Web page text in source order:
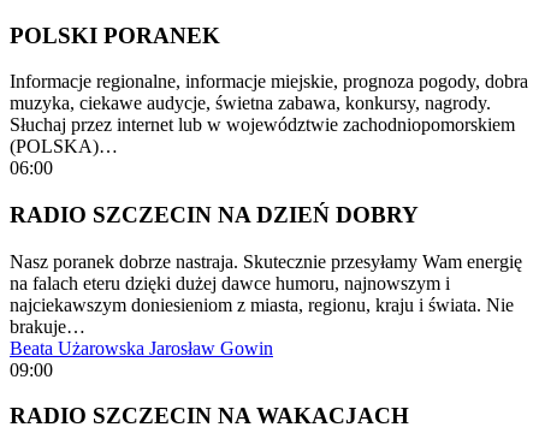
POLSKI PORANEK
Informacje regionalne, informacje miejskie, prognoza pogody, dobra
muzyka, ciekawe audycje, świetna zabawa, konkursy, nagrody.
Słuchaj przez internet lub w województwie zachodniopomorskiem
(POLSKA)…
06:00
RADIO SZCZECIN NA DZIEŃ DOBRY
Nasz poranek dobrze nastraja. Skutecznie przesyłamy Wam energię
na falach eteru dzięki dużej dawce humoru, najnowszym i
najciekawszym doniesieniom z miasta, regionu, kraju i świata. Nie
brakuje…
Beata Użarowska Jarosław Gowin
09:00
RADIO SZCZECIN NA WAKACJACH